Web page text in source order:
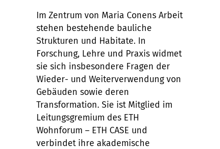
Im Zentrum von Maria Conens Arbeit
stehen bestehende bauliche
Strukturen und Habitate. In
Forschung, Lehre und Praxis widmet
sie sich insbesondere Fragen der
Wieder- und Weiterverwendung von
Gebäuden sowie deren
Transformation. Sie ist Mitglied im
Leitungsgremium des ETH
Wohnforum – ETH CASE und
verbindet ihre akademische